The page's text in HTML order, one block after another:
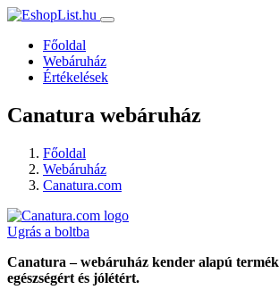
Főoldal
Webáruház
Értékelések
Canatura webáruház
Főoldal
Webáruház
Canatura.com
Ugrás a boltba
Canatura – webáruház kender alapú
egészségért és jólétért.